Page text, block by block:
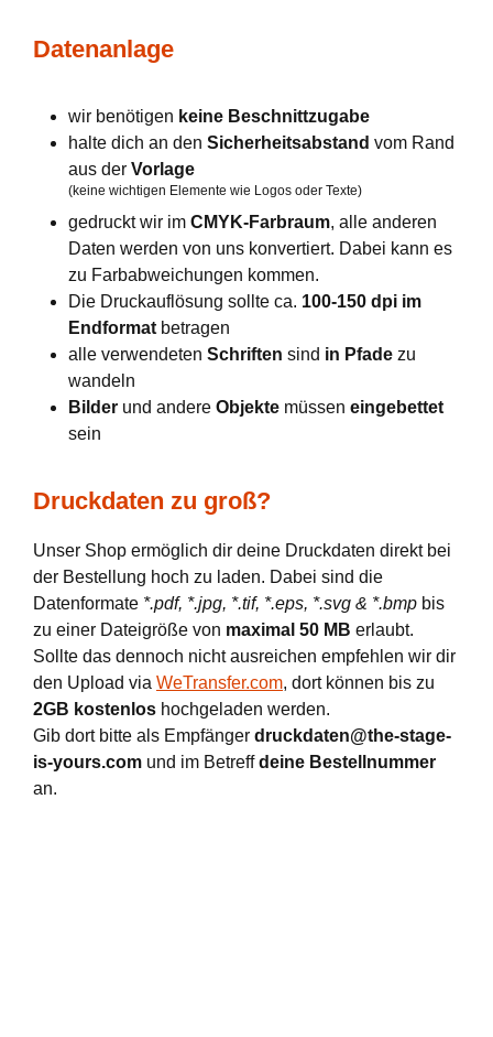
Datenanlage
wir benötigen keine Beschnittzugabe
halte dich an den Sicherheitsabstand vom Rand
aus der Vorlage
(keine wichtigen Elemente wie Logos oder Texte)
gedruckt wir im CMYK-Farbraum, alle anderen
Daten werden von uns konvertiert. Dabei kann es
zu Farbabweichungen kommen.
Die Druckauflösung sollte ca. 100-150 dpi im
Endformat betragen
alle verwendeten Schriften sind in Pfade zu
wandeln
Bilder und andere Objekte müssen eingebettet
sein
Druckdaten zu groß?
Unser Shop ermöglich dir deine Druckdaten direkt bei
der Bestellung hoch zu laden. Dabei sind die
Datenformate *.pdf, *.jpg, *.tif, *.eps, *.svg & *.bmp bis
zu einer Dateigröße von maximal 50 MB erlaubt.
Sollte das dennoch nicht ausreichen empfehlen wir dir
den Upload via WeTransfer.com, dort können bis zu
2GB kostenlos hochgeladen werden.
Gib dort bitte als Empfänger druckdaten@the-stage-
is-yours.com und im Betreffdeine Bestellnummer
an.